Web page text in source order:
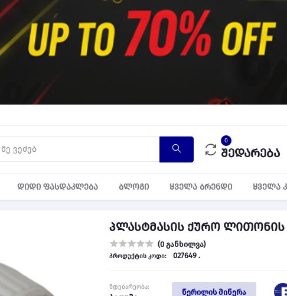
0
შედარება
დიდი ფასდაკლება ბლოგი ყველა ბრენდი ყველა
პლასტმასის ქურო ლითონის გ/
(0 განხილვა)
პროდუქტის კოდი: 027649 .
მდებარეობა:
წერილის მიწერა